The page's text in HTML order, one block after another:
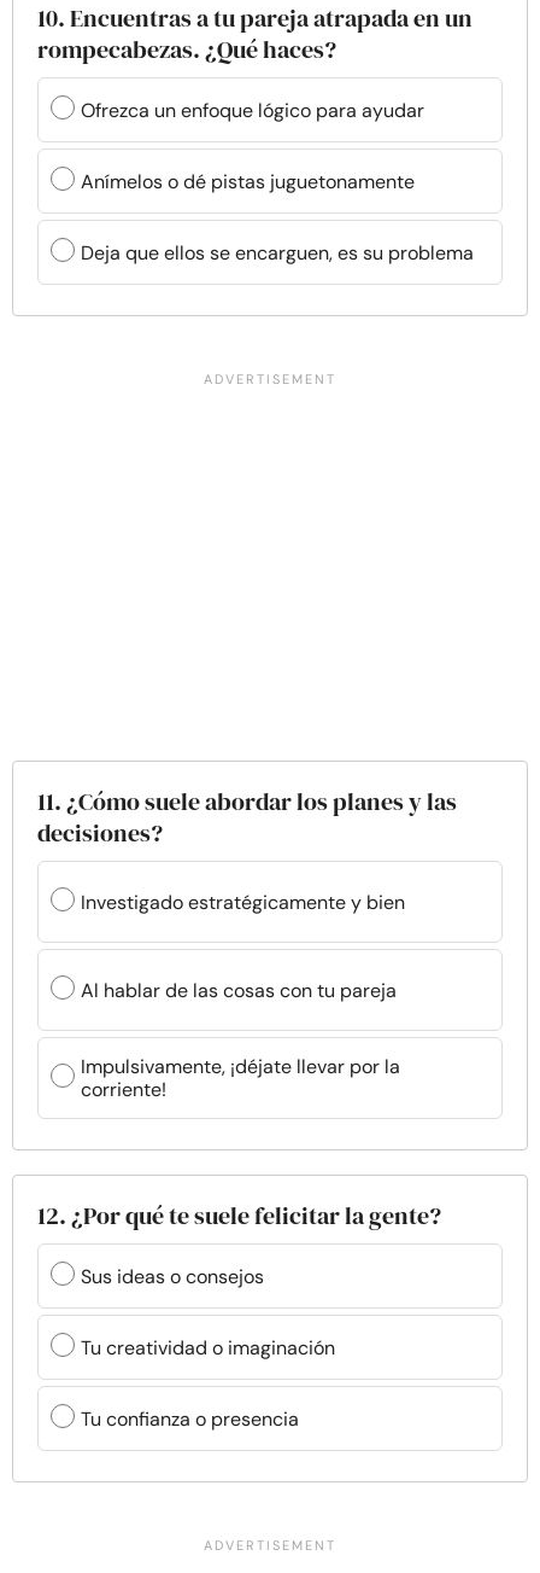
10. Encuentras a tu pareja atrapada en un
rompecabezas. ¿Qué haces?
Ofrezca un enfoque lógico para ayudar
Anímelos o dé pistas juguetonamente
Deja que ellos se encarguen, es su problema
11. ¿Cómo suele abordar los planes y las
decisiones?
Investigado estratégicamente y bien
Al hablar de las cosas con tu pareja
Impulsivamente, ¡déjate llevar por la
corriente!
12. ¿Por qué te suele felicitar la gente?
Sus ideas o consejos
Tu creatividad o imaginación
Tu confianza o presencia